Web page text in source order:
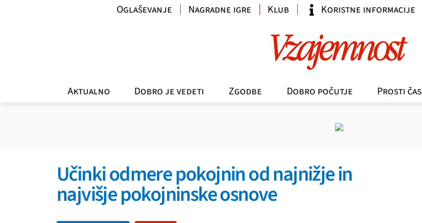
Aktualno Dobro je vedeti Zgodbe Dobro počutje Prosti čas
Oglaševanje Nagradne igre Klub Koristne informacije
Učinki odmere pokojnin od najnižje in
najvišje pokojninske osnove